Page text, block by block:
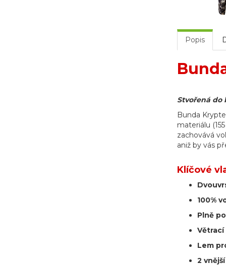
Popis
Stvořená do
Bunda
materiálu
zachovává
aniž by vás
Klíčové
100%
Plně
Větrací
Lem
2